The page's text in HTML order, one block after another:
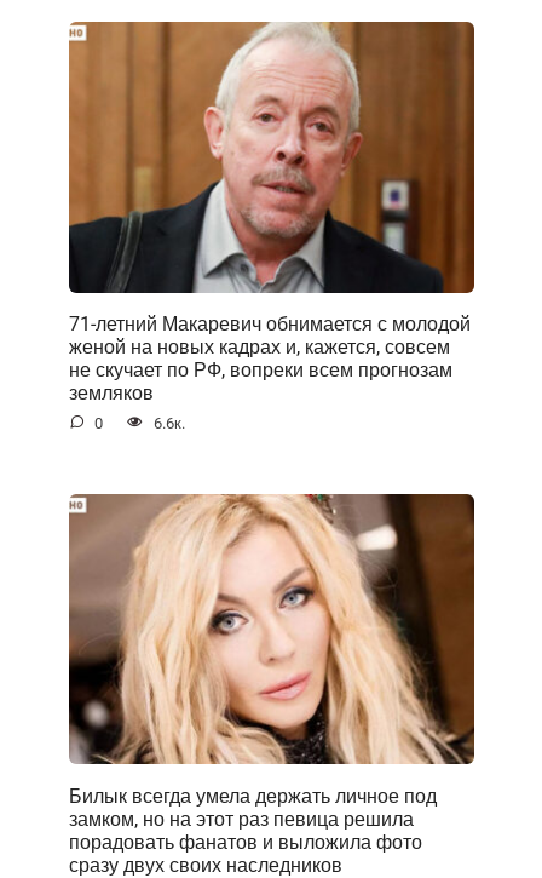
71-летний Макаревич обнимается с молодой
женой на новых кадрах и, кажется, совсем
не скучает по РФ, вопреки всем прогнозам
земляков
0 6.6к.
Билык всегда умела держать личное под
замком, но на этот раз певица решила
порадовать фанатов и выложила фото
сразу двух своих наследников